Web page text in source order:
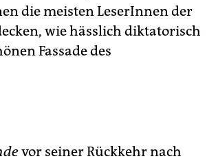
die meisten LeserInnen der
wie hässlich diktatorisch
Fassade des
vor seiner Rückkehr nach